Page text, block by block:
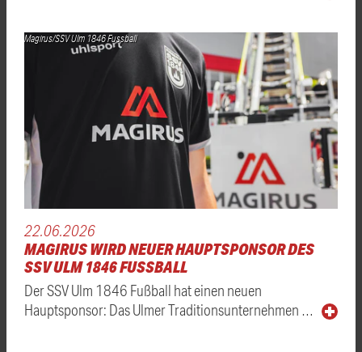
Magirus/SSV Ulm 1846 Fussball
22.06.2026
MAGIRUS WIRD NEUER HAUPTSPONSOR DES
SSV ULM 1846 FUSSBALL
Der SSV Ulm 1846 Fußball hat einen neuen
Hauptsponsor: Das Ulmer Traditionsunternehmen …